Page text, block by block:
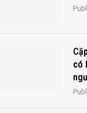
có